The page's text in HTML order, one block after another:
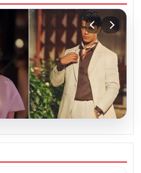
şok olay! Babası suç
‘Kızımla reşit